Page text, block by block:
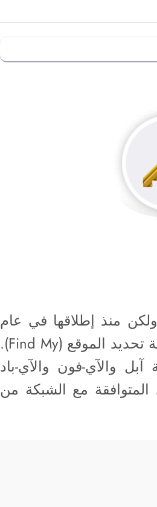
منذ إطلاقها في عام
2021، كان بإمكانك إقران ما يصل إلى 16 عنصراً في شبكة تحديد الموقع (Find My).
والآي-فون والآي-باد
المتوافقة مع الشبكة من